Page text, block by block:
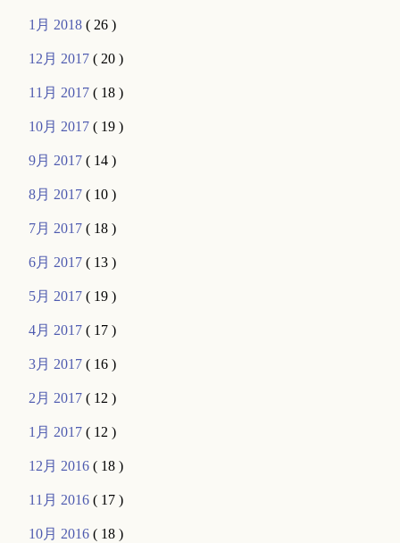
1月 2018( 26 )
12月 2017( 20 )
11月 2017( 18 )
10月 2017( 19 )
9月 2017( 14 )
8月 2017( 10 )
7月 2017( 18 )
6月 2017( 13 )
5月 2017( 19 )
4月 2017( 17 )
3月 2017( 16 )
2月 2017( 12 )
1月 2017( 12 )
12月 2016( 18 )
11月 2016( 17 )
10月 2016( 18 )